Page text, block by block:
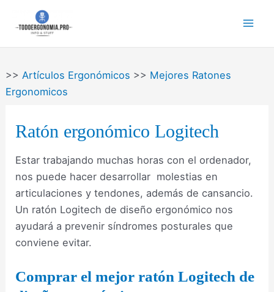
>> Artículos Ergonómicos >> Mejores Ratones
Ergonomicos
Ratón ergonómico Logitech
Estar trabajando muchas horas con el ordenador,
nos puede hacer desarrollar molestias en
articulaciones y tendones, además de cansancio.
Un ratón Logitech de diseño ergonómico nos
ayudará a prevenir síndromes posturales que
conviene evitar.
Comprar el mejor ratón Logitech de